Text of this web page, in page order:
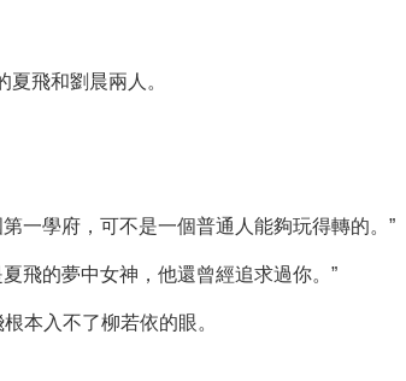
飛和劉晨兩人。
一學府，可不是一個普通人能夠玩得轉的。”
飛的夢中女神，他還曾經追求過你。”
本入不了柳若依的眼。